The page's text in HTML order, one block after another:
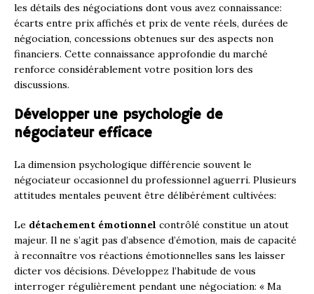
les détails des négociations dont vous avez connaissance:
écarts entre prix affichés et prix de vente réels, durées de
négociation, concessions obtenues sur des aspects non
financiers. Cette connaissance approfondie du marché
renforce considérablement votre position lors des
discussions.
Développer une psychologie de
négociateur efficace
La dimension psychologique différencie souvent le
négociateur occasionnel du professionnel aguerri. Plusieurs
attitudes mentales peuvent être délibérément cultivées:
Le détachement émotionnel contrôlé constitue un atout
majeur. Il ne s’agit pas d’absence d’émotion, mais de capacité
à reconnaître vos réactions émotionnelles sans les laisser
dicter vos décisions. Développez l’habitude de vous
interroger régulièrement pendant une négociation: « Ma